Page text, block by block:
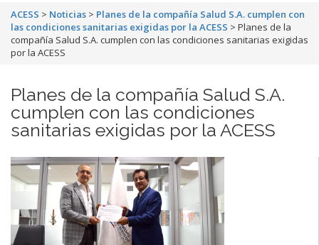
ACESS > Noticias > Planes de la compañía Salud S.A. cumplen con
las condiciones sanitarias exigidas por la ACESS > Planes de la
compañía Salud S.A. cumplen con las condiciones sanitarias exigidas
por la ACESS
Planes de la compañía Salud S.A.
cumplen con las condiciones
sanitarias exigidas por la ACESS